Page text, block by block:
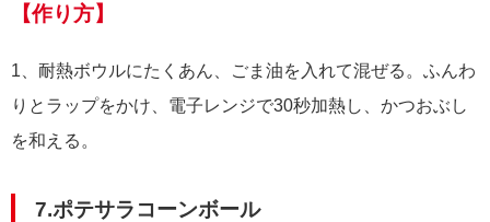
【作り方】
1、耐熱ボウルにたくあん、ごま油を入れて混ぜる。ふんわ
りとラップをかけ、電子レンジで30秒加熱し、かつおぶし
を和える。
7.ポテサラコーンボール